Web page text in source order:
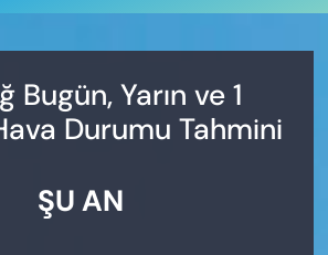
Bugün, Yarın ve 1
Durumu Tahmini
ŞU AN
ve Fikstür
Haberleri